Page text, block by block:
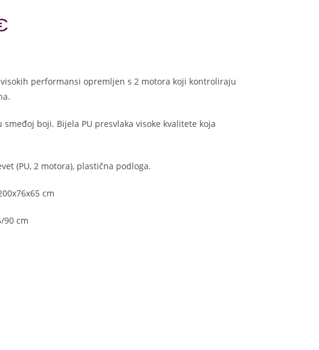
performansi opremljen s 2 motora koji kontroliraju
boji. Bijela PU presvlaka visoke kvalitete koja
(PU, 2 motora), plastična podloga.
cm
90 cm